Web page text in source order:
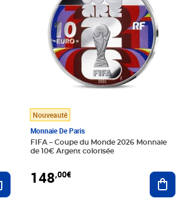
Ajouter au panier
Nouveauté
Monnaie De Paris
FIFA – Coupe du Monde 2026 Monnaie
de 10€ Argent colorisée
148,00€